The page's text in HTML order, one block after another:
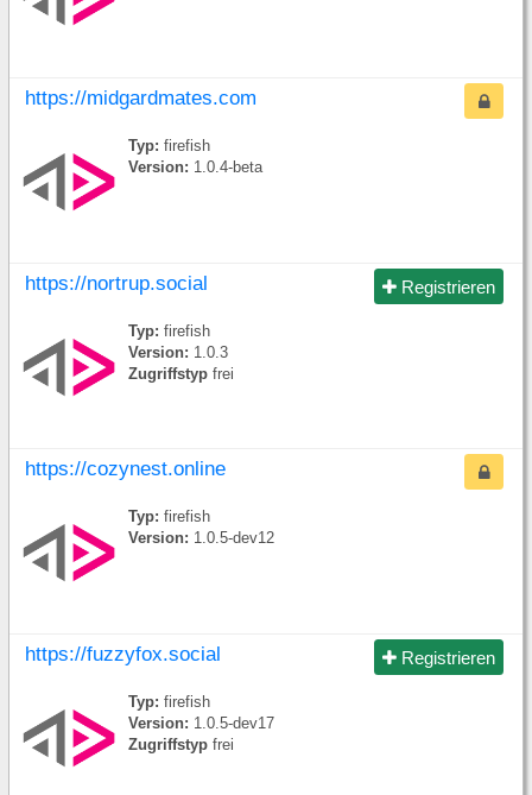
https://midgardmates.com
Typ: firefish
Version: 1.0.4-beta
Registrieren
https://nortrup.social
Typ: firefish
Version: 1.0.3
Zugriffstyp frei
https://cozynest.online
Typ: firefish
Version: 1.0.5-dev12
Registrieren
https://fuzzyfox.social
Typ: firefish
Version: 1.0.5-dev17
Zugriffstyp frei